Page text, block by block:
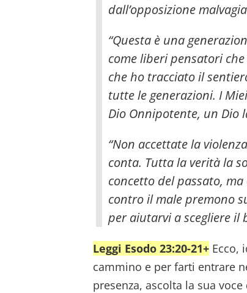
dall’opposizione
“Questa è una
come liberi pensatori
che ho tracciato il
tutte le generazioni. I
Dio Onnipotente, un Dio
“Non accettate la
conta. Tutta la verità la
concetto del passato,
contro il male premono
per aiutarvi a scegliere il
Leggi Esodo 23:20-21+ Ecco,
cammino e per farti entrare
presenza, ascolta la sua